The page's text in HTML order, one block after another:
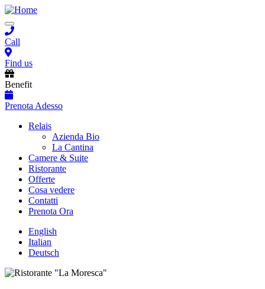
Salta
al
contenuto
principale
Toggle
navigation
Call
Find us
Benefit
Prenota Adesso
Main
navigation
Relais
Azienda Bio
La Cantina
Camere & Suite
Ristorante
Offerte
Cosa vedere
Contatti
Prenota Ora
English
Italian
Deutsch